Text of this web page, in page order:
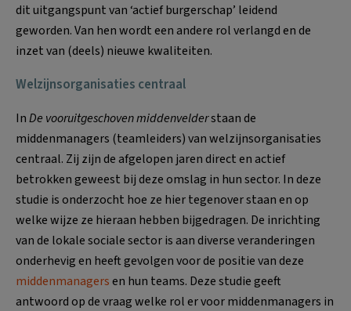
dit uitgangspunt van ‘actief burgerschap’ leidend
geworden. Van hen wordt een andere rol verlangd en de
inzet van (deels) nieuwe kwaliteiten.
Welzijnsorganisaties centraal
InDe vooruitgeschoven middenvelderstaan de
middenmanagers (teamleiders) van welzijnsorganisaties
centraal. Zij zijn de afgelopen jaren direct en actief
betrokken geweest bij deze omslag in hun sector. In deze
studie is onderzocht hoe ze hier tegenover staan en op
welke wijze ze hieraan hebben bijgedragen. De inrichting
van de lokale sociale sector is aan diverse veranderingen
onderhevig en heeft gevolgen voor de positie van deze
middenmanagersen hun teams. Deze studie geeft
antwoord op de vraag welke rol er voor middenmanagers in